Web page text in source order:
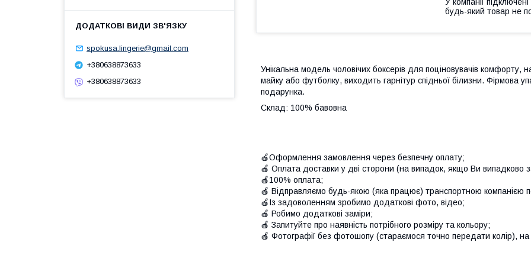
У компанії
будь-який товар не
Унікальна модель чоловічих боксерів для поціновувачів комфорту,
майку або футболку, виходить гарнітур спідньої білизни. Фірмова
подарунка.
Склад: 100% бавовна
🍎Оформлення замовлення через безпечну оплату;
🍎 Оплата доставки у дві сторони (на випадок, якщо Ви випадково
🍎100% оплата;
🍎 Відправляємо будь-якою (яка працює) транспортною компанією
🍎Із задоволенням зробимо додаткові фото, відео;
🍎 Робимо додаткові заміри;
🍎 Запитуйте про наявність потрібного розміру та кольору;
🍎 Фотографії без фотошопу (стараємося точно передати колір), на
spokusa.lingerie@gmail.com
+380638873633
+380638873633